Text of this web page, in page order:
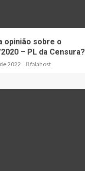
opinião sobre o
– PL da Censura?
2022 falahost